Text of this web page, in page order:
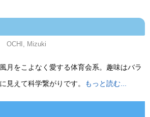
OCHI, Mizuki
月をこよなく愛する体育会系。趣味はバラ
見えて科学繋がりです。
もっと読む...